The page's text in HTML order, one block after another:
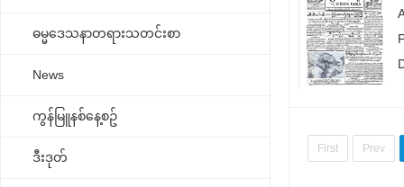
ဓမ္မ‌ဒေသနာတရားသတင်းစာ
News
ကွန်မြူနစ်နေ့စဥ်
ဒီးဒုတ်
First Prev